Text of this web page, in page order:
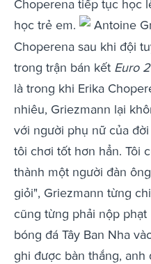
Choperena tiếp tục học
học trẻ em.
Antoine
Choperena sau khi đội
trong trận bán kết Euro
là trong khi Erika
nhiêu, Griezmann lại
với người phụ nữ của
tôi chơi tốt hơn hẳn. Tôi
thành một người đàn
giỏi", Griezmann từng
cũng từng phải nộp
bóng đá Tây Ban Nha
ghi được bàn thắng, anh